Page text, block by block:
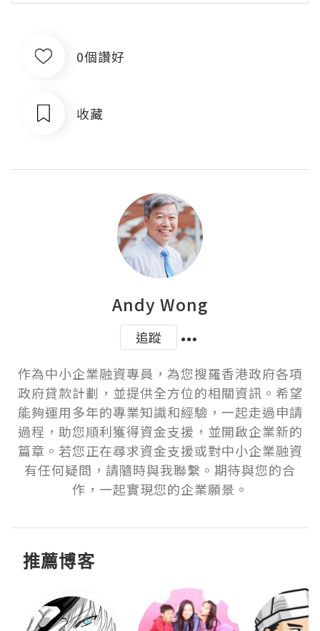
0個讚好
收藏
Andy Wong
追蹤
作為中小企業融資專員，為您搜羅香港政府各項
政府貸款計劃，並提供全方位的相關資訊。希望
能夠運用多年的專業知識和經驗，一起走過申請
過程，助您順利獲得資金支援，並開啟企業新的
篇章。若您正在尋求資金支援或對中小企業融資
有任何疑問，請隨時與我聯繫。期待與您的合
作，一起實現您的企業願景。
推薦博客